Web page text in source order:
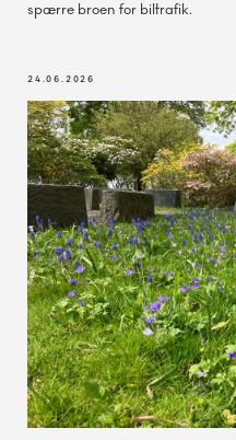
spærre broen for biltrafik.
24.06.2026